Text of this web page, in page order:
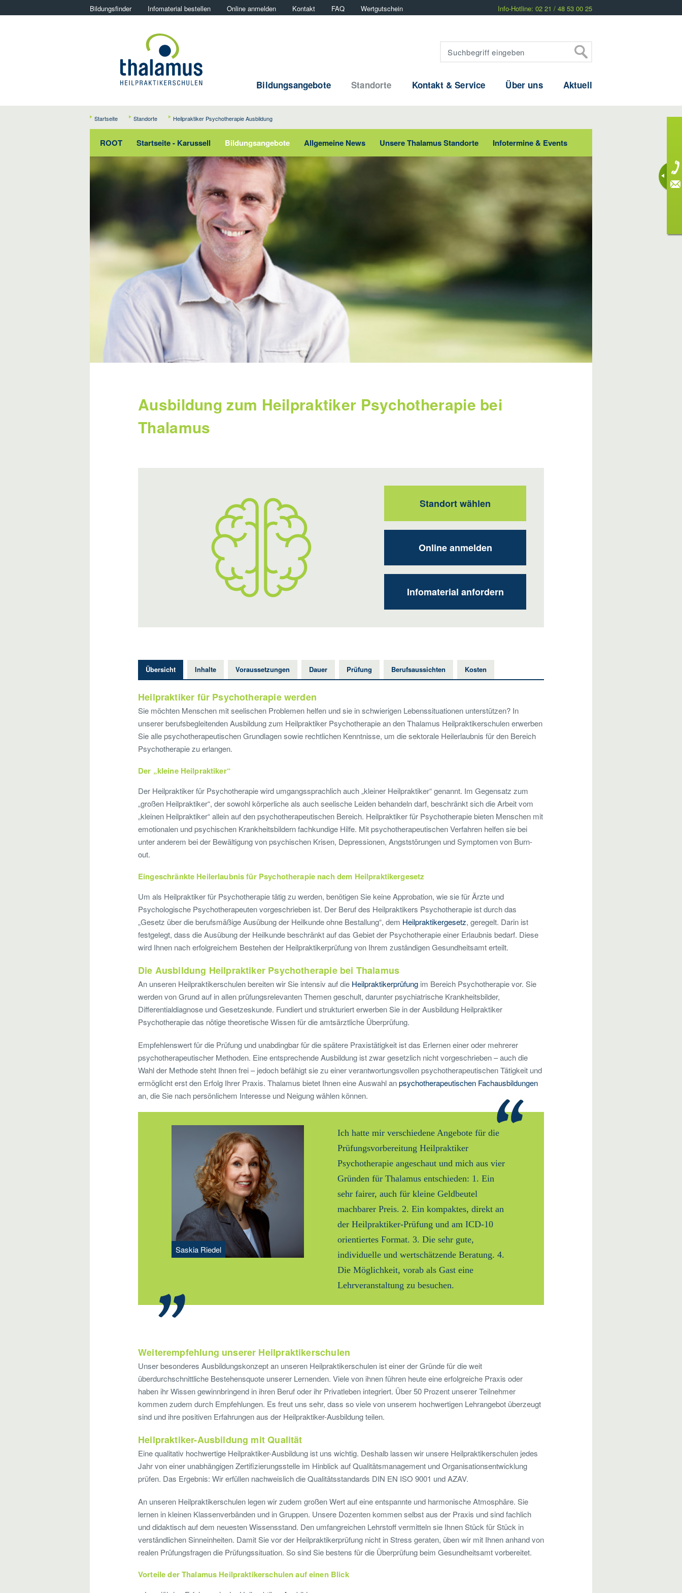
Bildungsfinder Infomaterial bestellen Online anmelden Kontakt FAQ Wertgutschein Info-Hotline: 02 21 / 48 53 00 25
Bildungsangebote Standorte Kontakt & Service Über uns Aktuell
Startseite Standorte Heilpraktiker Psychotherapie Ausbildung
ROOT Startseite - Karussell Bildungsangebote Allgemeine News Unsere Thalamus Standorte Infotermine & Events
Ausbildung zum Heilpraktiker Psychotherapie bei
Thalamus
Standort wählen
Online anmelden
Infomaterial anfordern
Übersicht Inhalte Voraussetzungen Dauer Prüfung Berufsaussichten Kosten
Heilpraktiker für Psychotherapie werden
Sie möchten Menschen mit seelischen Problemen helfen und sie in schwierigen Lebenssituationen unterstützen? In
unserer berufsbegleitenden Ausbildung zum Heilpraktiker Psychotherapie an den Thalamus Heilpraktikerschulen erwerben
Sie alle psychotherapeutischen Grundlagen sowie rechtlichen Kenntnisse, um die sektorale Heilerlaubnis für den Bereich
Psychotherapie zu erlangen.
Der „kleine Heilpraktiker“
Der Heilpraktiker für Psychotherapie wird umgangssprachlich auch „kleiner Heilpraktiker“ genannt. Im Gegensatz zum
„großen Heilpraktiker“, der sowohl körperliche als auch seelische Leiden behandeln darf, beschränkt sich die Arbeit vom
„kleinen Heilpraktiker“ allein auf den psychotherapeutischen Bereich. Heilpraktiker für Psychotherapie bieten Menschen mit
emotionalen und psychischen Krankheitsbildern fachkundige Hilfe. Mit psychotherapeutischen Verfahren helfen sie bei
unter anderem bei der Bewältigung von psychischen Krisen, Depressionen, Angststörungen und Symptomen von Burn-
out.
Eingeschränkte Heilerlaubnis für Psychotherapie nach dem Heilpraktikergesetz
Um als Heilpraktiker für Psychotherapie tätig zu werden, benötigen Sie keine Approbation, wie sie für Ärzte und
Psychologische Psychotherapeuten vorgeschrieben ist. Der Beruf des Heilpraktikers Psychotherapie ist durch das
„Gesetz über die berufsmäßige Ausübung der Heilkunde ohne Bestallung“, dem Heilpraktikergesetz, geregelt. Darin ist
festgelegt, dass die Ausübung der Heilkunde beschränkt auf das Gebiet der Psychotherapie einer Erlaubnis bedarf. Diese
wird Ihnen nach erfolgreichem Bestehen der Heilpraktikerprüfung von Ihrem zuständigen Gesundheitsamt erteilt.
Die Ausbildung Heilpraktiker Psychotherapie bei Thalamus
An unseren Heilpraktikerschulen bereiten wir Sie intensiv auf die Heilpraktikerprüfung im Bereich Psychotherapie vor. Sie
werden von Grund auf in allen prüfungsrelevanten Themen geschult, darunter psychiatrische Krankheitsbilder,
Differentialdiagnose und Gesetzeskunde. Fundiert und strukturiert erwerben Sie in der Ausbildung Heilpraktiker
Psychotherapie das nötige theoretische Wissen für die amtsärztliche Überprüfung.
Empfehlenswert für die Prüfung und unabdingbar für die spätere Praxistätigkeit ist das Erlernen einer oder mehrerer
psychotherapeutischer Methoden. Eine entsprechende Ausbildung ist zwar gesetzlich nicht vorgeschrieben – auch die
Wahl der Methode steht Ihnen frei – jedoch befähigt sie zu einer verantwortungsvollen psychotherapeutischen Tätigkeit und
ermöglicht erst den Erfolg Ihrer Praxis. Thalamus bietet Ihnen eine Auswahl anpsychotherapeutischen Fachausbildungen
an, die Sie nach persönlichem Interesse und Neigung wählen können.
Saskia Riedel
Ich hatte mir verschiedene Angebote für die
Prüfungsvorbereitung Heilpraktiker
Psychotherapie angeschaut und mich aus vier
Gründen für Thalamus entschieden: 1. Ein
sehr fairer, auch für kleine Geldbeutel
machbarer Preis. 2. Ein kompaktes, direkt an
der Heilpraktiker-Prüfung und am ICD-10
orientiertes Format. 3. Die sehr gute,
individuelle und wertschätzende Beratung. 4.
Die Möglichkeit, vorab als Gast eine
Lehrveranstaltung zu besuchen.
Weiterempfehlung unserer Heilpraktikerschulen
Unser besonderes Ausbildungskonzept an unseren Heilpraktikerschulen ist einer der Gründe für die weit
überdurchschnittliche Bestehensquote unserer Lernenden. Viele von ihnen führen heute eine erfolgreiche Praxis oder
haben ihr Wissen gewinnbringend in ihren Beruf oder ihr Privatleben integriert. Über 50 Prozent unserer Teilnehmer
kommen zudem durch Empfehlungen. Es freut uns sehr, dass so viele von unserem hochwertigen Lehrangebot überzeugt
sind und ihre positiven Erfahrungen aus der Heilpraktiker-Ausbildung teilen.
Heilpraktiker-Ausbildung mit Qualität
Eine qualitativ hochwertige Heilpraktiker-Ausbildung ist uns wichtig. Deshalb lassen wir unsere Heilpraktikerschulen jedes
Jahr von einer unabhängigen Zertifizierungsstelle im Hinblick auf Qualitätsmanagement und Organisationsentwicklung
prüfen. Das Ergebnis: Wir erfüllen nachweislich die Qualitätsstandards DIN EN ISO 9001 und AZAV.
An unseren Heilpraktikerschulen legen wir zudem großen Wert auf eine entspannte und harmonische Atmosphäre. Sie
lernen in kleinen Klassenverbänden und in Gruppen. Unsere Dozenten kommen selbst aus der Praxis und sind fachlich
und didaktisch auf dem neuesten Wissensstand. Den umfangreichen Lehrstoff vermitteln sie Ihnen Stück für Stück in
verständlichen Sinneinheiten. Damit Sie vor der Heilpraktikerprüfung nicht in Stress geraten, üben wir mit Ihnen anhand von
realen Prüfungsfragen die Prüfungssituation. So sind Sie bestens für die Überprüfung beim Gesundheitsamt vorbereitet.
Vorteile der Thalamus Heilpraktikerschulen auf einen Blick